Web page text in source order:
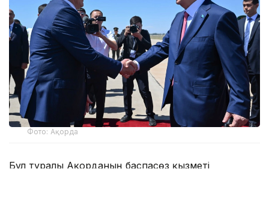
Фото: Ақорда
Бұл туралы Ақорданың баспасөз қызметі